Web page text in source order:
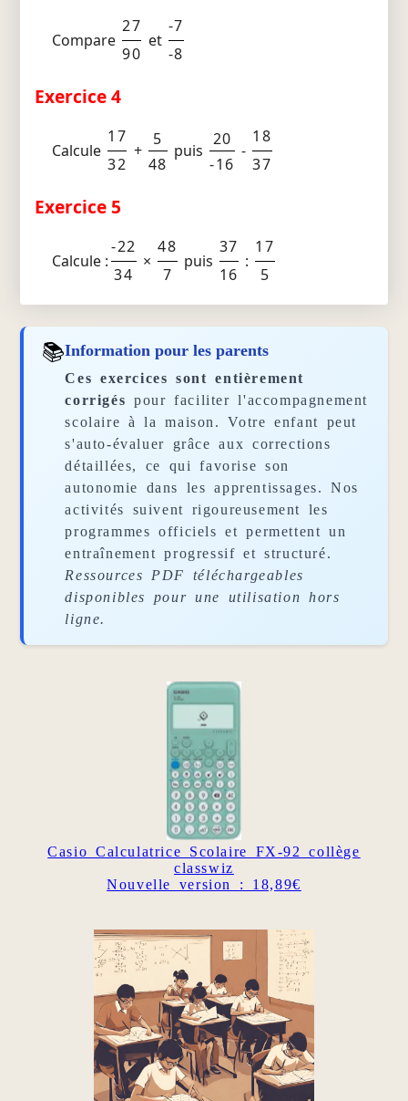
Compare
27
90
et
-7
-8
Exercice 4
Calcule
17
32
+
5
48
puis
20
-16
-
18
37
Exercice 5
Calcule :
-22
34
×
48
7
puis
37
16
:
17
5
📚Information pour les parents
Ces exercices sont entièrement
corrigés pour faciliter l'accompagnement
scolaire à la maison. Votre enfant peut
s'auto-évaluer grâce aux corrections
détaillées, ce qui favorise son
autonomie dans les apprentissages. Nos
activités suivent rigoureusement les
programmes officiels et permettent un
entraînement progressif et structuré.
Ressources PDF téléchargeables
disponibles pour une utilisation hors
ligne.
Casio Calculatrice Scolaire FX-92 collège
classwiz
Nouvelle version : 18,89€